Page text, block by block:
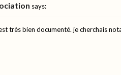
says:
très bien documenté. je cherchais